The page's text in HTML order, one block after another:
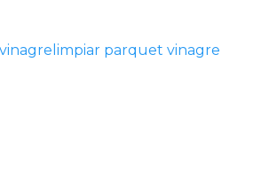
limpiar parquet vinagre